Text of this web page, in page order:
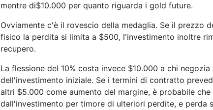
mentre di$10.000 per quanto riguarda i gold future.
Ovviamente c'è il rovescio della medaglia. Se il prezzo
fisico la perdita si limita a $500, l'investimento inoltre
recupero.
La flessione del 10% costa invece $10.000 a chi
dell'investimento iniziale. Se i termini di contratto
altri $5.000 come aumento del margine, è probabile
dall'investimento per timore di ulteriori perdite, e perda